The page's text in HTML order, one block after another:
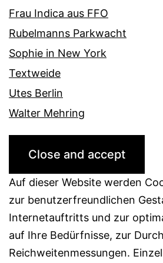
Frau Indica aus FFO
Rubelmanns Parkwacht
Sophie in New York
Textweide
Utes Berlin
Walter Mehring
Auf dieser Website werden
zur benutzerfreundlichen
Internetauftritts und zur
auf Ihre Bedürfnisse, zur
Reichweitenmessungen.